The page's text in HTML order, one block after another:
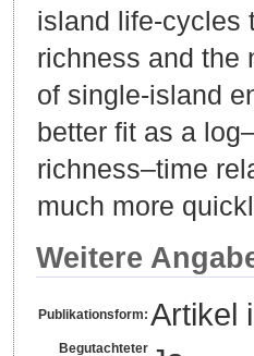
island life-cycles
richness and the
of single-island
better fit as a
richness–time
much more
Weitere
Publikationsform: Artikel
Begutachteter